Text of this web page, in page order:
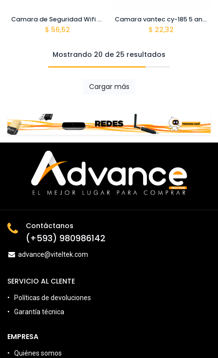
Camara de Seguridad Wifi Pan/Tilt Tplink Tapo C225
$ 56,52
Camara vantec cy-185 5 antenas
$ 22,32
Mostrando 20 de 25 resultados
Cargar más
Contáctanos
(+593) 980986142
advance@viteltek.com
SERVICIO AL CLENTE
Políticas de devoluciones
Garantía técnica
EMPRESA
Quiénes somos